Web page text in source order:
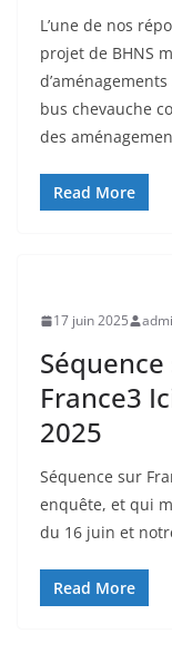
L’une de nos
projet de BHNS
bus chevauche
des
Read More
17 juin 2025
Séquence
France3
2025
Séquence sur
enquête, et qui
du 16 juin et
Read More